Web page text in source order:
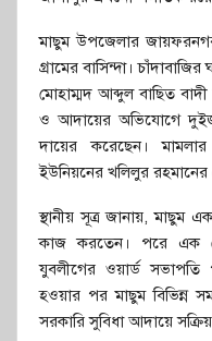
মাছুম উপজেলার
গ্রামের বাসিন্দা।
মোহাম্মদ আব্দুল বাছিত বাদী
ও আদায়ের অভিযোগে
দায়ের করেছেন।
ইউনিয়নের খলিলুর
স্থানীয় সূত্র জানায়, মাছুম
কাজ করতেন। পরে এক
যুবলীগের ওয়ার্ড
হওয়ার পর মাছুম বিভিন্ন
সরকারি সুবিধা আদায়ে